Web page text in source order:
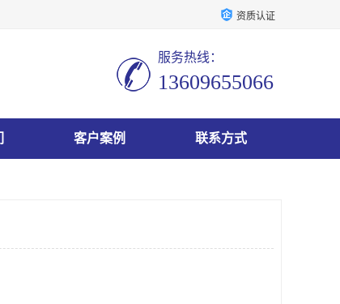
资质认证
服务热线：
13609655066
客户案例 联系方式